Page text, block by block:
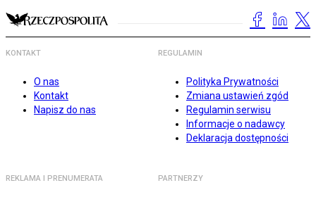
KONTAKT
O nas
Kontakt
Napisz do nas
REGULAMIN
Polityka Prywatności
Zmiana ustawień zgód
Regulamin serwisu
Informacje o nadawcy
Deklaracja dostępności
REKLAMA I PRENUMERATA PARTNERZY